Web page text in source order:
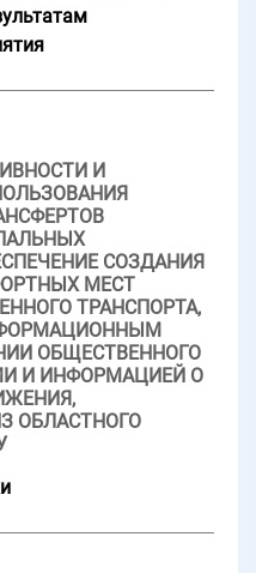
И
СОЗДАНИЯ
МЕСТ
ТРАНСПОРТА,
ОБЩЕСТВЕННОГО
И ИНФОРМАЦИЕЙ О
ОБЛАСТНОГО